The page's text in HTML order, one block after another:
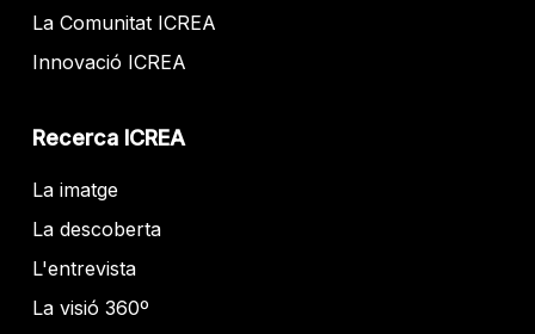
La Comunitat ICREA
Innovació ICREA
Recerca ICREA
La imatge
La descoberta
L'entrevista
La visió 360º